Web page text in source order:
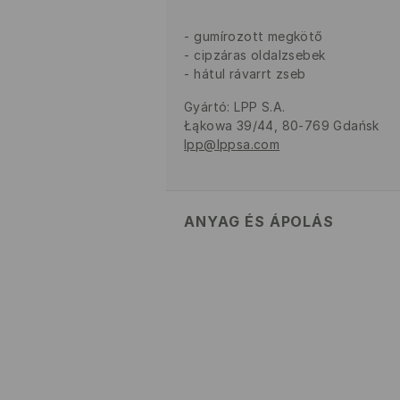
gumírozott megkötő
cipzáras oldalzsebek
hátul rávarrt zseb
Gyártó: LPP S.A.
Łąkowa 39/44, 80-769 Gdańsk
lpp@lppsa.com
ANYAG ÉS ÁPOLÁS